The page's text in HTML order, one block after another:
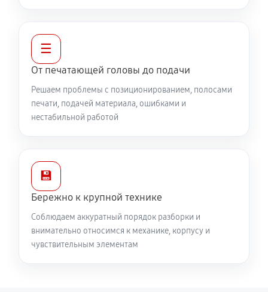
☰
От печатающей головы до подачи
Решаем проблемы с позиционированием, полосами
печати, подачей материала, ошибками и
нестабильной работой
💾
Бережно к крупной технике
Соблюдаем аккуратный порядок разборки и
внимательно относимся к механике, корпусу и
чувствительным элементам